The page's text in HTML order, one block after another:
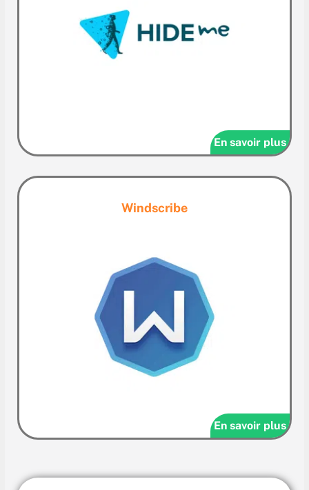
En savoir plus
Windscribe
En savoir plus